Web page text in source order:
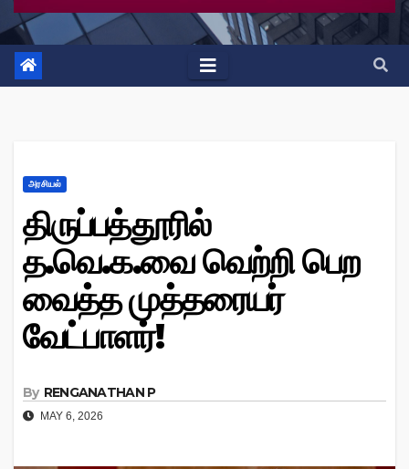
அரசியல்
திருப்பத்தூரில்
த.வெ.க.வை வெற்றி பெற
வைத்த முத்தரையர்
வேட்பாளர்!
By RENGANATHAN P
MAY 6, 2026